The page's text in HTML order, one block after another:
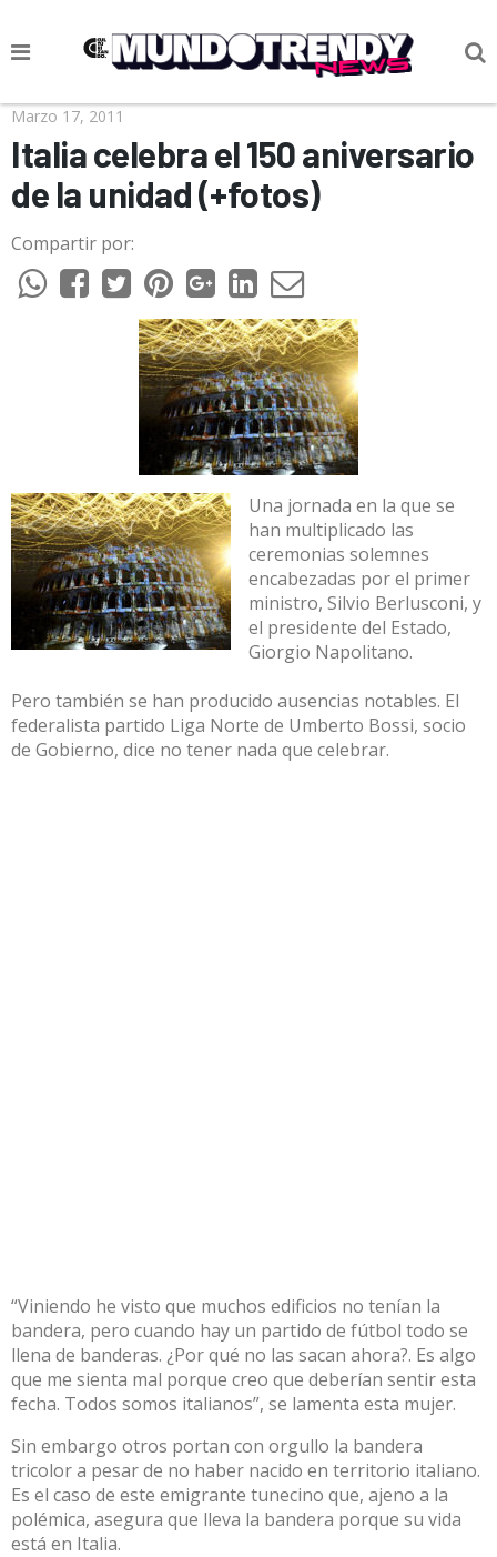
NOTICIAS
CULTURA POP
CIENCIA Y TECNOLOGÍA
VIDA
SOCIEDAD
CULTURIZANDO.COM
Marzo 17, 2011
Italia celebra el 150 aniversario
de la unidad (+fotos)
Compartir por:
Una jornada en la que se
han multiplicado las
ceremonias solemnes
encabezadas por el primer
ministro, Silvio Berlusconi, y
el presidente del Estado,
Giorgio Napolitano.
Pero también se han producido ausencias notables. El
federalista partido Liga Norte de Umberto Bossi, socio
de Gobierno, dice no tener nada que celebrar.
“Viniendo he visto que muchos edificios no tenían la
bandera, pero cuando hay un partido de fútbol todo se
llena de banderas. ¿Por qué no las sacan ahora?. Es algo
que me sienta mal porque creo que deberían sentir esta
fecha. Todos somos italianos”, se lamenta esta mujer.
Sin embargo otros portan con orgullo la bandera
tricolor a pesar de no haber nacido en territorio italiano.
Es el caso de este emigrante tunecino que, ajeno a la
polémica, asegura que lleva la bandera porque su vida
está en Italia.